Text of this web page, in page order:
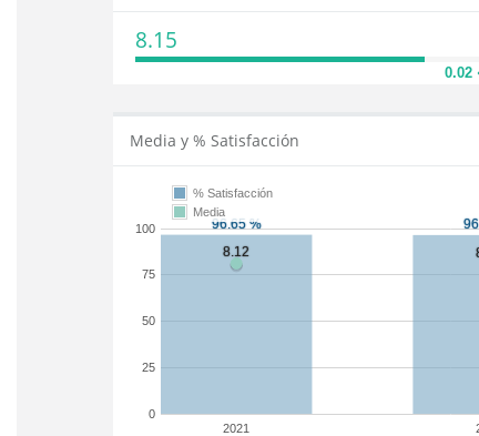
8.15
0.02
Media y % Satisfacción
2021
0
25
50
75
100
% Satisfacción
Media